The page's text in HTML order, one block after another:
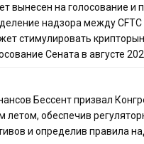
вынесен на голосование и
надзора между CFTC
стимулировать
Сената в августе
Бессент призвал
летом, обеспечив
и определив правила